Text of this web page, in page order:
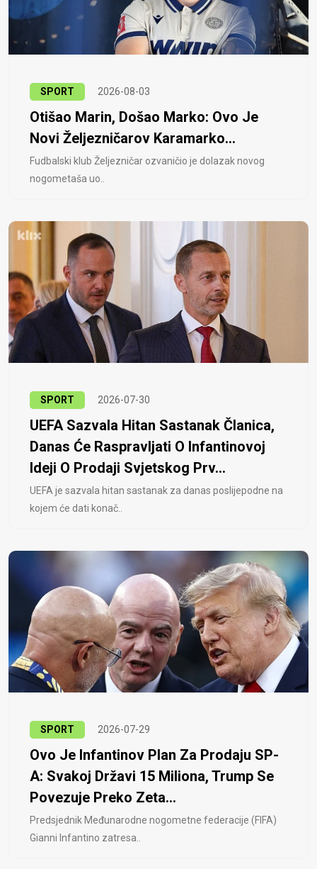
SPORT 2026-08-03
Otišao Marin, Došao Marko: Ovo Je
Novi Željezničarov Karamarko...
Fudbalski klub Željezničar ozvaničio je dolazak novog
nogometaša uo..
SPORT 2026-07-30
UEFA Sazvala Hitan Sastanak Članica,
Danas Će Raspravljati O Infantinovoj
Ideji O Prodaji Svjetskog Prv...
UEFA je sazvala hitan sastanak za danas poslijepodne na
kojem će dati konač..
SPORT 2026-07-29
Ovo Je Infantinov Plan Za Prodaju SP-
A: Svakoj Državi 15 Miliona, Trump Se
Povezuje Preko Zeta...
Predsjednik Međunarodne nogometne federacije (FIFA)
Gianni Infantino zatresa..